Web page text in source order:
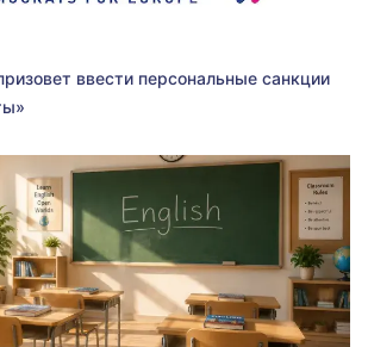
ввести персональные санкции